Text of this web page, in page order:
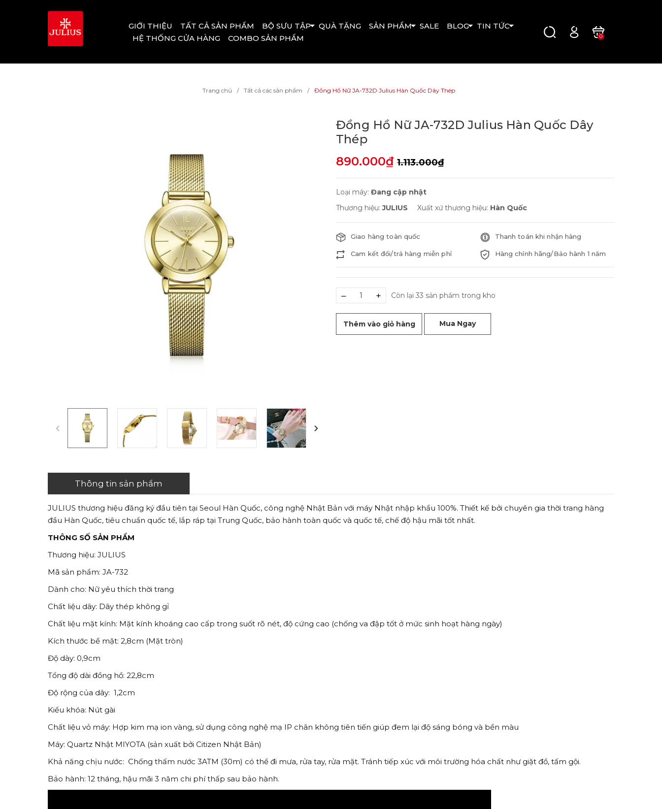
GIỚI THIỆU TẤT CẢ SẢN PHẨM BỘ SƯU TẬP QUÀ TẶNG SẢN PHẨM SALE BLOG
TIN TỨC
HỆ THỐNG CỬA HÀNG
COMBO SẢN PHẨM 0
Trang chủ Tất cả các sản phẩm Đồng Hồ Nữ JA-732D Julius Hàn Quốc Dây Thép
Đồng Hồ Nữ JA-732D Julius Hàn Quốc Dây
Thép
890.000₫ 1.113.000₫
Loại máy: Đang cập nhật
Thương hiệu:JULIUS Xuất xứ thương hiệu: Hàn Quốc
Giao hàng toàn quốc Thanh toán khi nhận hàng
Cam kết đổi/trả hàng miễn phí Hàng chính hãng/Bảo hành 1 năm
– + Còn lại 33 sản phẩm trong kho
Thêm vào giỏ hàng Mua Ngay
Thông tin sản phẩm
JULIUS thương hiệu đăng ký đầu tiên tại Seoul Hàn Quốc, công nghệ Nhật Bản với máy Nhật nhập khẩu 100%. Thiết kế bởi chuyên gia thời trang hàng
đầu Hàn Quốc, tiêu chuẩn quốc tế, lắp ráp tại Trung Quốc, bảo hành toàn quốc và quốc tế, chế độ hậu mãi tốt nhất.
THÔNG SỐ SẢN PHẨM
Thương hiệu: JULIUS
Mã sản phẩm: JA-732
Dành cho: Nữ yêu thích thời trang
Chất liệu dây: Dây thép không gỉ
Chất liệu mặt kính: Mặt kính khoáng cao cấp trong suốt rõ nét, độ cứng cao (chống va đập tốt ở mức sinh hoạt hàng ngày)
Kích thước bề mặt: 2,8cm (Mặt tròn)
Độ dày: 0,9cm
Tổng độ dài đồng hồ: 22,8cm
Độ rộng của dây: 1,2cm
Kiểu khóa: Nút gài
Chất liệu vỏ máy: Hợp kim mạ ion vàng, sử dụng công nghệ mạ IP chân không tiên tiến giúp đem lại độ sáng bóng và bền màu
Máy: Quartz Nhật MIYOTA (sản xuất bởi Citizen Nhật Bản)
Khả năng chịu nước: Chống thấm nước 3ATM (30m) có thể đi mưa, rửa tay, rửa mặt. Tránh tiếp xúc với môi trường hóa chất như giặt đồ, tấm gội.
Bảo hành: 12 tháng, hậu mãi 3 năm chi phí thấp sau bảo hành.